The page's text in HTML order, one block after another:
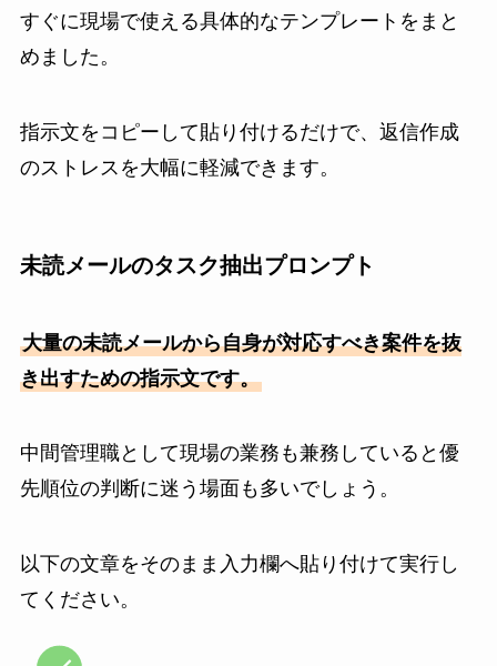
すぐに現場で使える具体的なテンプレートをまと
めました。
指示文をコピーして貼り付けるだけで、返信作成
のストレスを大幅に軽減できます。
未読メールのタスク抽出プロンプト
大量の未読メールから自身が対応すべき案件を抜
き出すための指示文です。
中間管理職として現場の業務も兼務していると優
先順位の判断に迷う場面も多いでしょう。
以下の文章をそのまま入力欄へ貼り付けて実行し
てください。